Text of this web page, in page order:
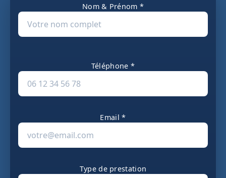
Nom & Prénom *
Téléphone *
Email *
Type de prestation